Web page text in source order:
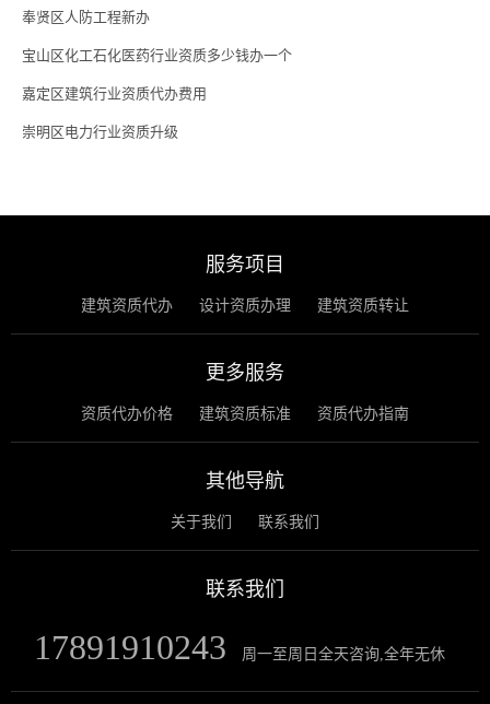
奉贤区人防工程新办
宝山区化工石化医药行业资质多少钱办一个
嘉定区建筑行业资质代办费用
崇明区电力行业资质升级
服务项目
建筑资质代办 设计资质办理 建筑资质转让
更多服务
资质代办价格 建筑资质标准 资质代办指南
其他导航
关于我们 联系我们
联系我们
17891910243 周一至周日全天咨询,全年无休